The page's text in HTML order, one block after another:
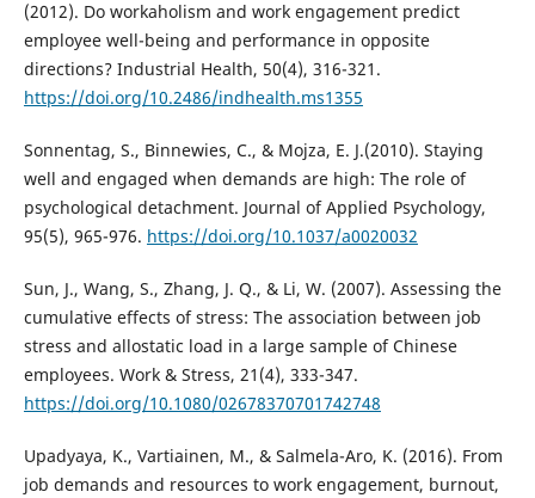
(2012). Do workaholism and work engagement predict
employee well-being and performance in opposite
directions? Industrial Health, 50(4), 316-321.
https://doi.org/10.2486/indhealth.ms1355
Sonnentag, S., Binnewies, C., & Mojza, E. J.(2010). Staying
well and engaged when demands are high: The role of
psychological detachment. Journal of Applied Psychology,
95(5), 965-976. https://doi.org/10.1037/a0020032
Sun, J., Wang, S., Zhang, J. Q., & Li, W. (2007). Assessing the
cumulative effects of stress: The association between job
stress and allostatic load in a large sample of Chinese
employees. Work & Stress, 21(4), 333-347.
https://doi.org/10.1080/02678370701742748
Upadyaya, K., Vartiainen, M., & Salmela-Aro, K. (2016). From
job demands and resources to work engagement, burnout,